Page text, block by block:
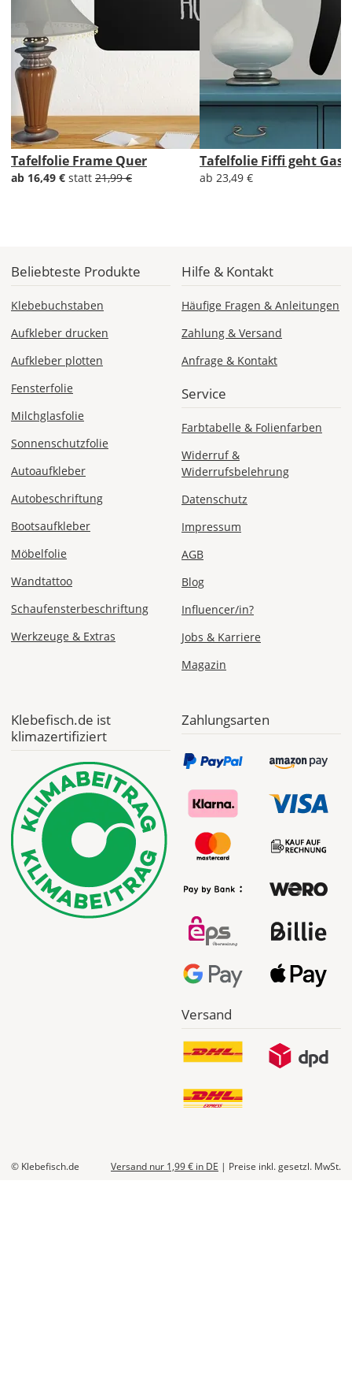
1,99 EUR
ohne
Produktionsaufschlag
Versandkosten 1,99
Deutschland
ab 5,99 EUR*
Express
Mo., 10.08. -
ab 24,98
ab 9,99 EUR*
Versandkosten 14,99
*
Abhängig
Bestellwert:
genauen
Checkout
angezeigt.
Tafelfolie Frame Quer
ab 16,49 € statt 21,99 €
Tafelfolie Fiffi geht
ab 23,49 €
Beliebteste Produkte
Klebebuchstaben
Aufkleber drucken
Aufkleber plotten
Fensterfolie
Milchglasfolie
Sonnenschutzfolie
Autoaufkleber
Autobeschriftung
Bootsaufkleber
Möbelfolie
Wandtattoo
Schaufensterbeschriftung
Werkzeuge & Extras
Hilfe & Kontakt
Häufige Fragen & Anleitungen
Zahlung & Versand
Anfrage & Kontakt
Service
Farbtabelle & Folienfarben
Widerruf &
Widerrufsbelehrung
Datenschutz
Impressum
AGB
Blog
Influencer/in?
Jobs & Karriere
Magazin
Klebefisch.de ist
klimazertifiziert
Zahlungsarten
Versand
© Klebefisch.de Versand nur 1,99 € in DE | Preise inkl. gesetzl. MwSt.